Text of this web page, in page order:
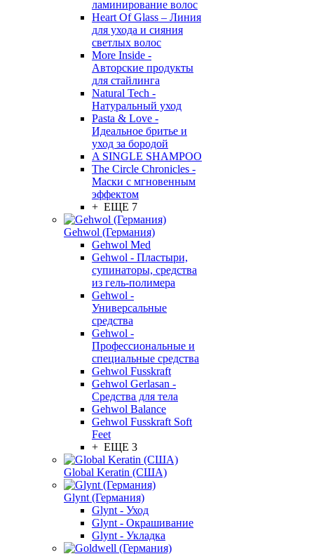
ламинирование волос
Heart Of Glass – Линия
для ухода и сияния
светлых волос
More Inside -
Авторские продукты
для стайлинга
Natural Tech -
Натуральный уход
Pasta & Love -
Идеальное бритье и
уход за бородой
A SINGLE SHAMPOO
The Circle Chronicles -
Маски с мгновенным
эффектом
+ ЕЩЕ 7
Gehwol (Германия)
Gehwol Med
Gehwol - Пластыри,
супинаторы, средства
из гель-полимера
Gehwol -
Универсальные
средства
Gehwol -
Профессиональные и
специальные средства
Gehwol Fusskraft
Gehwol Gerlasan -
Средства для тела
Gehwol Balance
Gehwol Fusskraft Soft
Feet
+ ЕЩЕ 3
Global Keratin (США)
Glynt (Германия)
Glynt - Уход
Glynt - Окрашивание
Glynt - Укладка